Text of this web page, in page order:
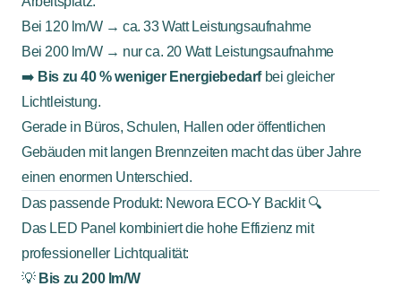
Bei 120 lm/W → ca. 33 Watt Leistungsaufnahme
Bei 200 lm/W → nur ca. 20 Watt Leistungsaufnahme
➡️ Bis zu 40 % weniger Energiebedarfbei gleicher
Lichtleistung.
Gerade in Büros, Schulen, Hallen oder öffentlichen
Gebäuden mit langen Brennzeiten macht das über Jahre
einen enormen Unterschied.
Das passende Produkt: Newora ECO-Y Backlit 🔍
Das LED Panel kombiniert die hohe Effizienz mit
professioneller Lichtqualität:
💡 Bis zu 200 lm/W